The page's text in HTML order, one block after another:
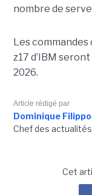
nombre de
Les
z17 d’IBM
2026.
Article rédigé par
Dominique
Chef des
Cet